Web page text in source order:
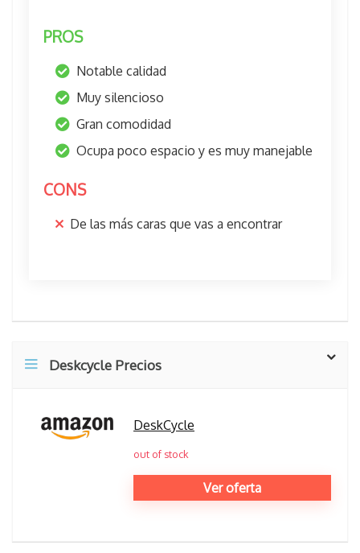
PROS
Notable calidad
Muy silencioso
Gran comodidad
Ocupa poco espacio y es muy manejable
CONS
De las más caras que vas a encontrar
Deskcycle Precios
DeskCycle
out of stock
Ver oferta